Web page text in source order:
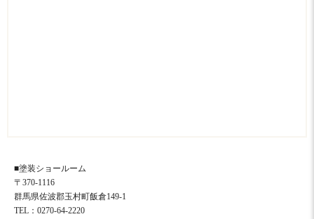
■塗装ショールーム
〒370-1116
群馬県佐波郡玉村町飯倉149-1
TEL：0270-64-2220